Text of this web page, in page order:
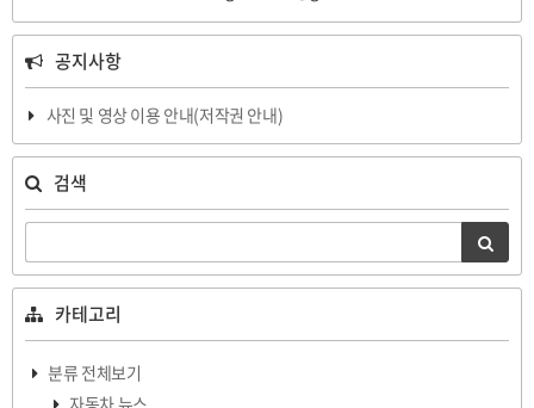
공지사항
사진 및 영상 이용 안내(저작권 안내)
검색
카테고리
분류 전체보기